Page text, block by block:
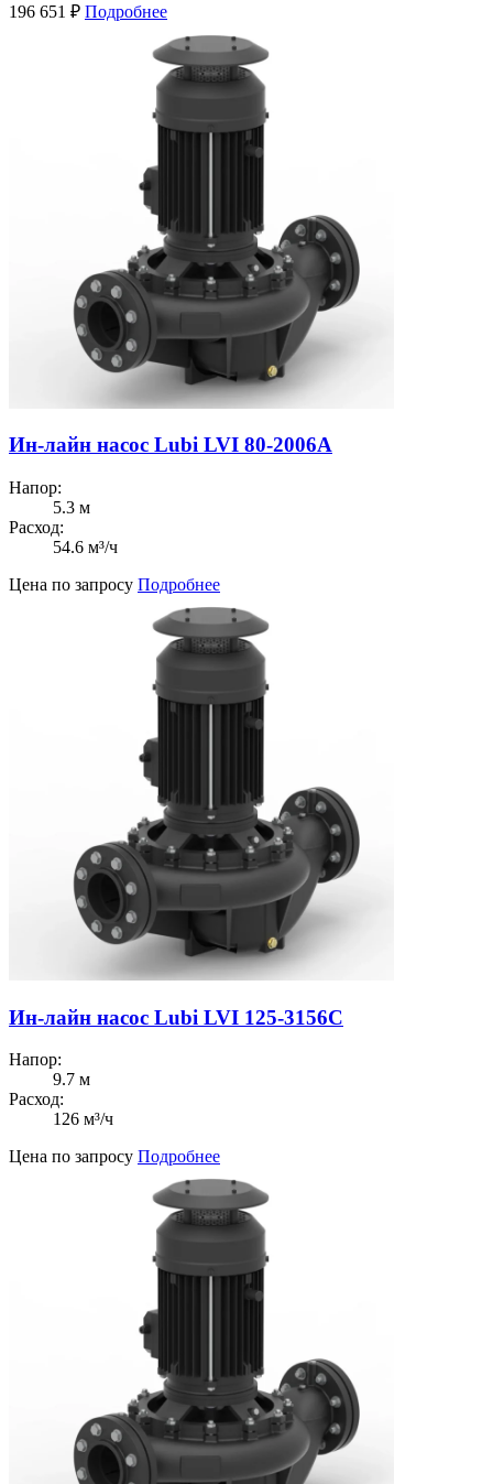
196 651 ₽ Подробнее
Ин-лайн насос Lubi LVI 80-2006A
Напор:
5.3 м
Расход:
54.6 м³/ч
Цена по запросу Подробнее
Ин-лайн насос Lubi LVI 125-3156C
Напор:
9.7 м
Расход:
126 м³/ч
Цена по запросу Подробнее